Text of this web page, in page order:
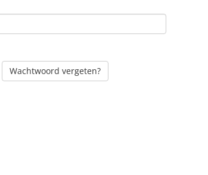
Wachtwoord vergeten?